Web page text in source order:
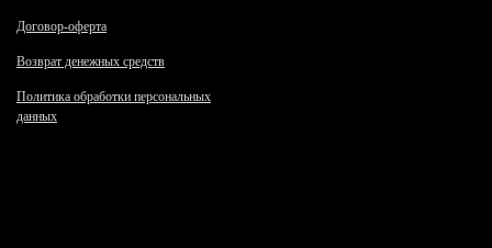
Договор-оферта
Возврат денежных средств
Политика обработки персональных
данных